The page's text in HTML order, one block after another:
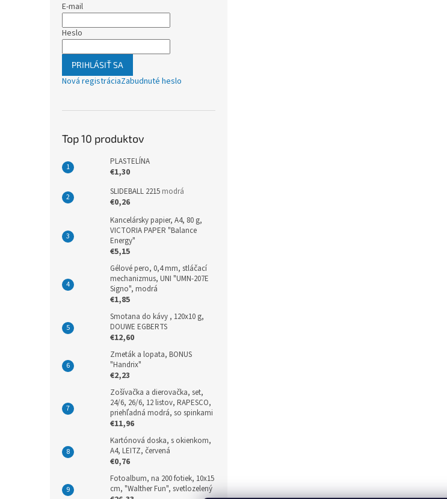
E-mail
Heslo
PRIHLÁSIŤ SA
Nová registráciaZabudnuté heslo
Top 10 produktov
PLASTELÍNA
€1,30
SLIDEBALL 2215 modrá
€0,26
Kancelársky papier, A4, 80 g,
VICTORIA PAPER "Balance
Energy"
€5,15
Gélové pero, 0,4 mm, stláčací
mechanizmus, UNI "UMN-207E
Signo", modrá
€1,85
Smotana do kávy , 120x10 g,
DOUWE EGBERTS
€12,60
Zmeták a lopata, BONUS
"Handrix"
€2,23
Zošívačka a dierovačka, set,
24/6, 26/6, 12 listov, RAPESCO,
priehľadná modrá, so spinkami
€11,96
Kartónová doska, s okienkom,
A4, LEITZ, červená
€0,76
Fotoalbum, na 200 fotiek, 10x15
cm, "Walther Fun", svetlozelený